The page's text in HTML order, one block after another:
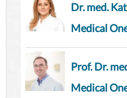
Dr. med.
Medical
Prof. Dr.
Medical